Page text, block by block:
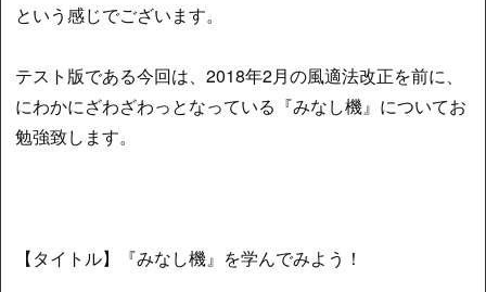
という感じでございます。
テスト版である今回は、2018年2月の風適法改正を前に、
にわかにざわざわっとなっている『みなし機』についてお
勉強致します。
【タイトル】『みなし機』を学んでみよう！